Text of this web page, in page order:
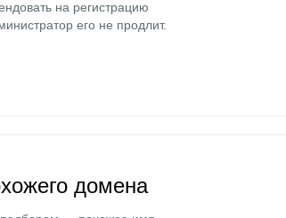
на регистрацию
его не продлит.
домена